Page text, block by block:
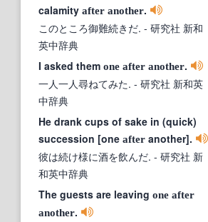
calamity after another.
このところ御難続きだ. - 研究社 新和
英中辞典
I asked them one after another.
一人一人尋ねてみた. - 研究社 新和英
中辞典
He drank cups of sake in (quick)
succession [one after another].
彼は続け様に酒を飲んだ. - 研究社 新
和英中辞典
The guests are leaving one after
another.